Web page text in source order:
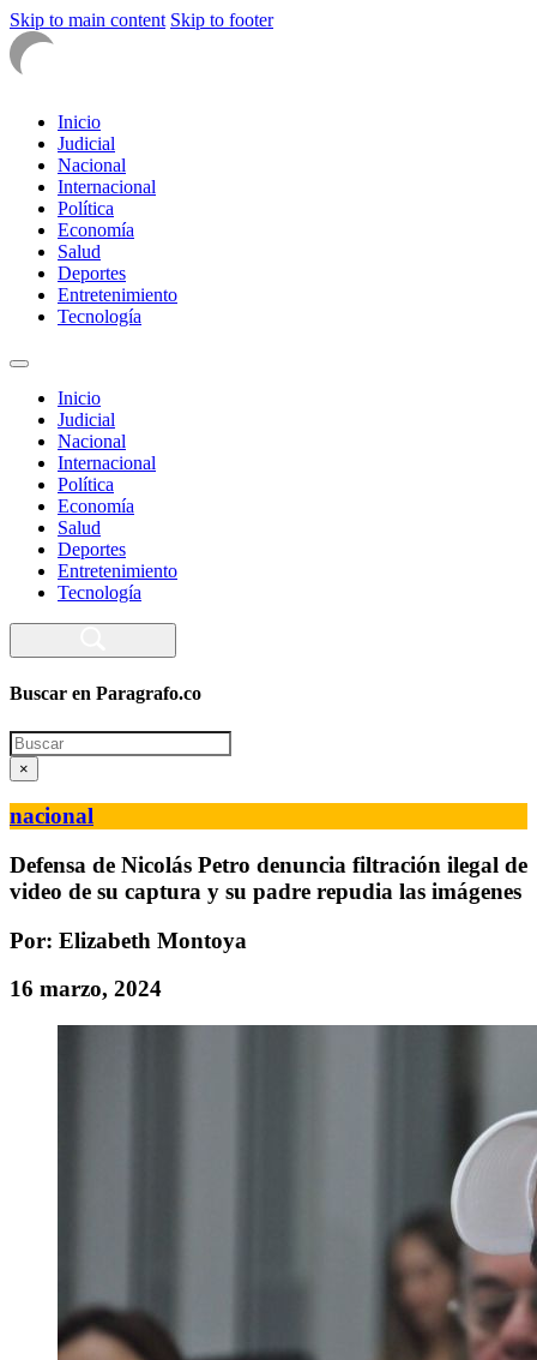
Skip to main content Skip to footer
Inicio
Judicial
Nacional
Internacional
Política
Economía
Salud
Deportes
Entretenimiento
Tecnología
Inicio
Judicial
Nacional
Internacional
Política
Economía
Salud
Deportes
Entretenimiento
Tecnología
Buscar en Paragrafo.co
Search
×
nacional
Defensa de Nicolás Petro denuncia filtración ilegal de
video de su captura y su padre repudia las imágenes
Por: Elizabeth Montoya
16 marzo, 2024